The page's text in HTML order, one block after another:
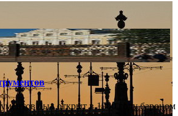
был открыт в 1900 году